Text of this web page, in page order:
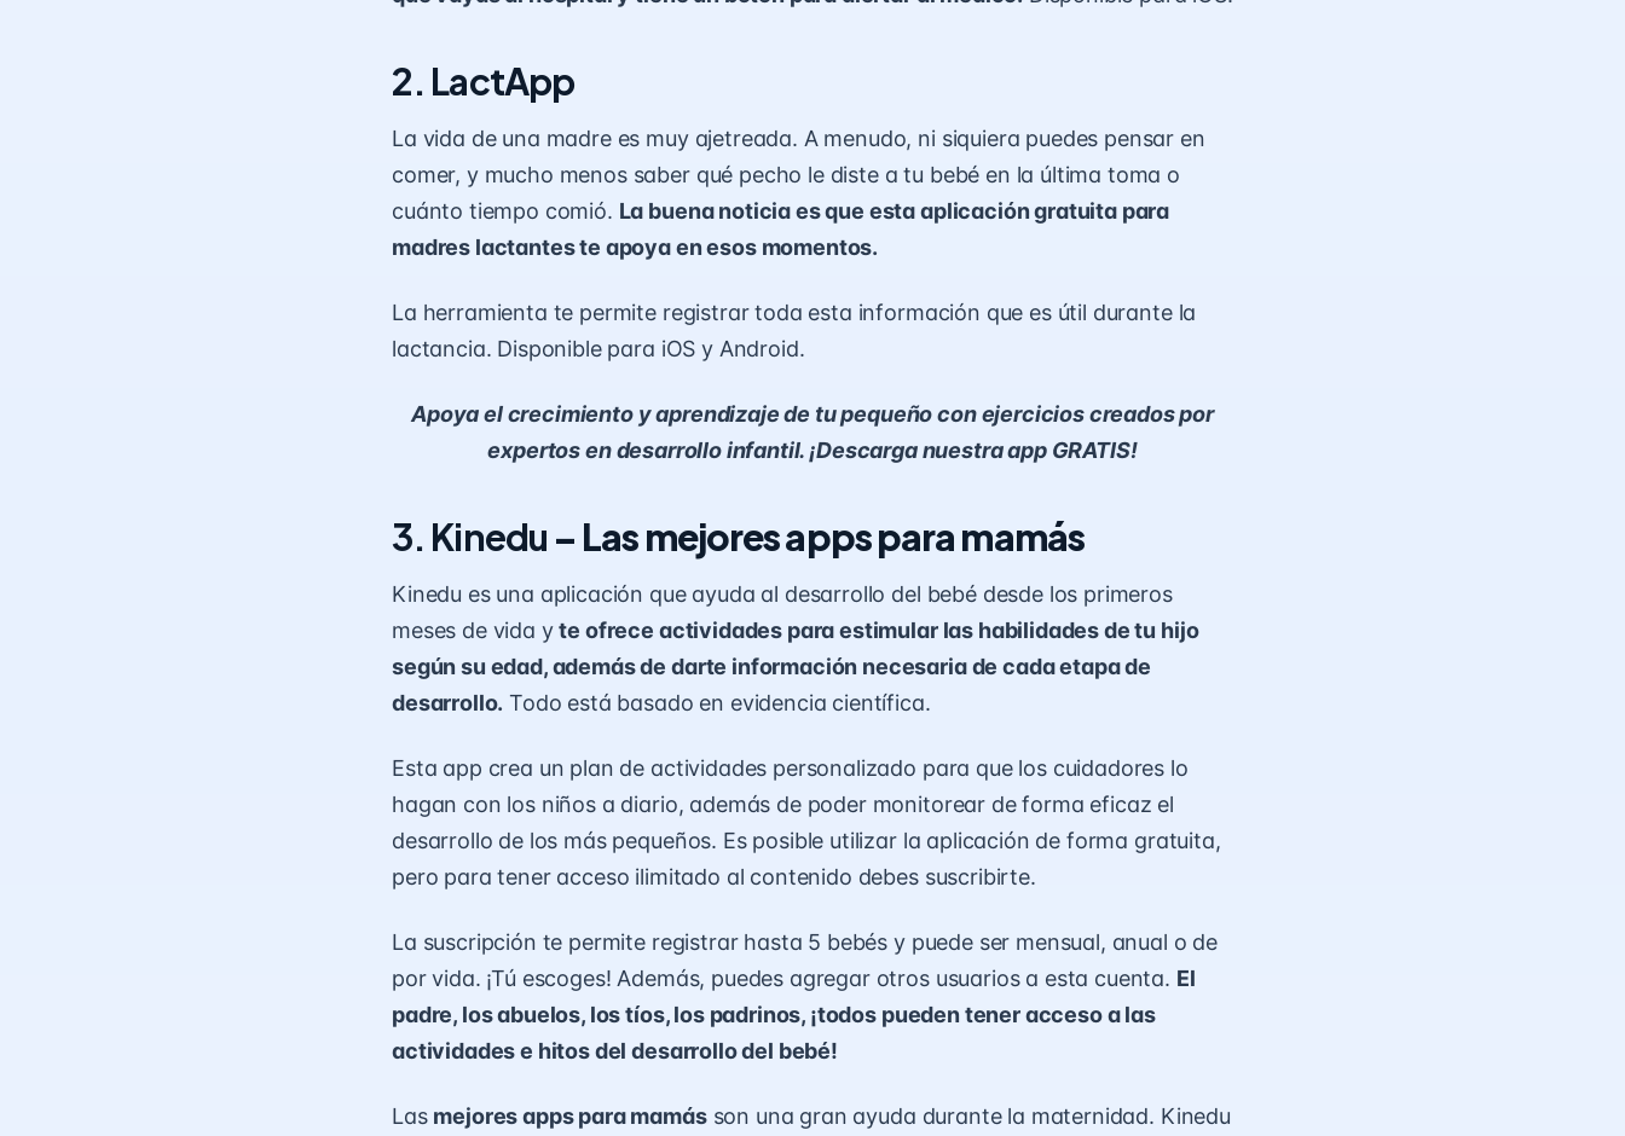
2. LactApp
La vida de una madre es muy ajetreada. A menudo, ni siquiera puedes pensar en
comer, y mucho menos saber qué pecho le diste a tu bebé en la última toma o
cuánto tiempo comió. La buena noticia es que esta aplicación gratuita para
madres lactantes te apoya en esos momentos.
La herramienta te permite registrar toda esta información que es útil durante la
lactancia. Disponible para iOS y Android.
Apoya el crecimiento y aprendizaje de tu pequeño con ejercicios creados por
expertos en desarrollo infantil. ¡Descarga nuestra app GRATIS!
3. Kinedu – Las mejores apps para mamás
Kinedu es una aplicación que ayuda al desarrollo del bebé desde los primeros
meses de vida yte ofrece actividades para estimular las habilidades de tu hijo
según su edad, además de darte información necesaria de cada etapa de
desarrollo. Todo está basado en evidencia científica.
Esta app crea un plan de actividades personalizado para que los cuidadores lo
hagan con los niños a diario, además de poder monitorear de forma eficaz el
desarrollo de los más pequeños. Es posible utilizar la aplicación de forma gratuita,
pero para tener acceso ilimitado al contenido debes suscribirte.
La suscripción te permite registrar hasta 5 bebés y puede ser mensual, anual o de
por vida. ¡Tú escoges! Además, puedes agregar otros usuarios a esta cuenta. El
padre, los abuelos, los tíos, los padrinos, ¡todos pueden tener acceso a las
actividades e hitos del desarrollo del bebé!
Las mejores apps para mamásson una gran ayuda durante la maternidad. Kinedu